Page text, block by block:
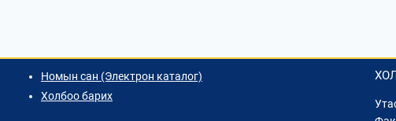
Номын сан (Электрон каталог)
Холбоо барих